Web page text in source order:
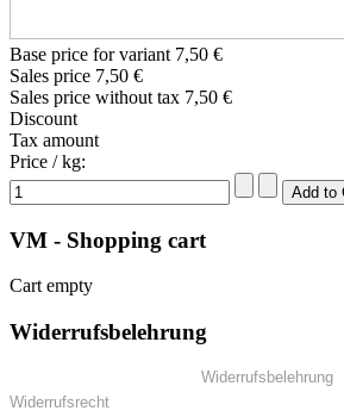
Base price for variant 7,50 €
Sales price 7,50 €
Sales price without tax 7,50 €
Discount
Tax amount
Price / kg:
VM - Shopping cart
Cart empty
Widerrufsbelehrung
Widerrufsbelehrung
Widerrufsrecht